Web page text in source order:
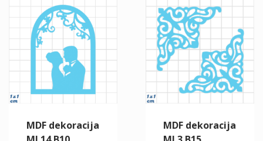
MDF dekoracija
MDF dekoracija